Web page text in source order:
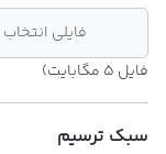
فایلی
فایل 5 مگابایت)
سبک ترسیم